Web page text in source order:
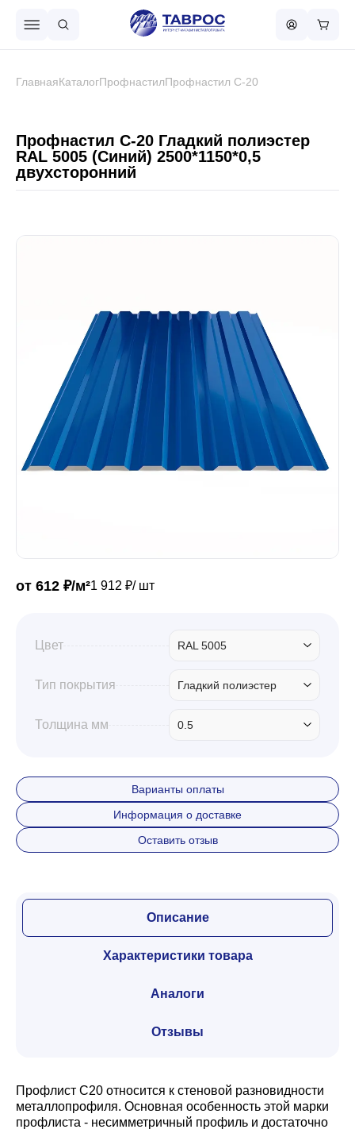
Металлочерепица
Сваи винтовые
Забор
Кровля
Профили для гипсокартона
ГлавнаяКаталогПрофнастилПрофнастил С-20
Профнастил С-20 Гладкий полиэстер
RAL 5005 (Синий) 2500*1150*0,5
двухсторонний
от 612 ₽/м²1 912 ₽/ шт
Цвет RAL 5005
Тип покрытия Гладкий полиэстер
Толщина мм 0.5
Варианты оплаты
Информация о доставке
Оставить отзыв
Описание
Характеристики товара
Аналоги
Отзывы
Профлист С20 относится к стеновой разновидности
металлопрофиля. Основная особенность этой марки
профлиста - несимметричный профиль и достаточно